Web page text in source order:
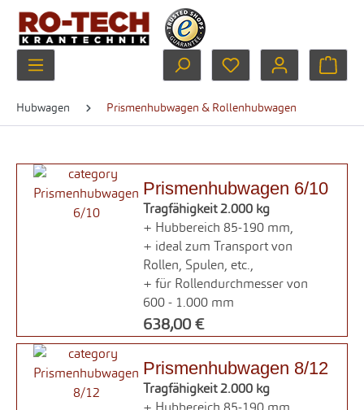
Zum Hauptinhalt springen
Du hast 0 Produkte
Hubwagen Prismenhubwagen & Rollenhubwagen
Prismenhubwagen 6/10
Tragfähigkeit 2.000 kg
+ Hubbereich 85-190 mm,
+ ideal zum Transport von
Rollen, Spulen, etc.,
+ für Rollendurchmesser von
600 - 1.000 mm
638,00 €
Prismenhubwagen 8/12
Tragfähigkeit 2.000 kg